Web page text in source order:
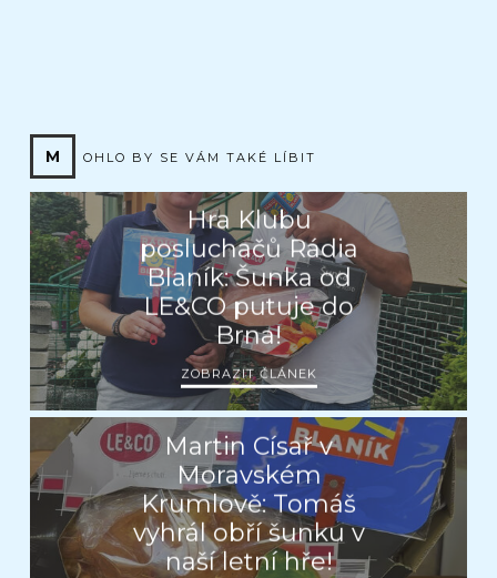
M OHLO BY SE VÁM TAKÉ LÍBIT
Hra Klubu
posluchačů Rádia
Blaník: Šunka od
LE&CO putuje do
Brna!
ZOBRAZIT ČLÁNEK
Martin Císař v
Moravském
Krumlově: Tomáš
vyhrál obří šunku v
naší letní hře!